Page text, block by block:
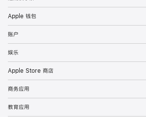
Apple 钱包
账户
娱乐
Apple Store 商店
商务应用
教育应用